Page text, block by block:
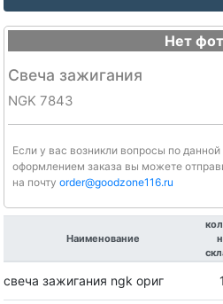
Нет
Свеча зажигания
NGK 7843
Если у вас возникли вопросы по
оформлением заказа вы можете
на почту order@goodzone116.ru
Наименование
свеча зажигания ngk ориг 1